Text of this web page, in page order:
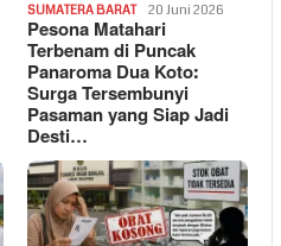
SUMATERA BARAT 20 Juni 2026
Pesona Matahari
Terbenam di Puncak
Panaroma Dua Koto:
Surga Tersembunyi
Pasaman yang Siap Jadi
Desti…